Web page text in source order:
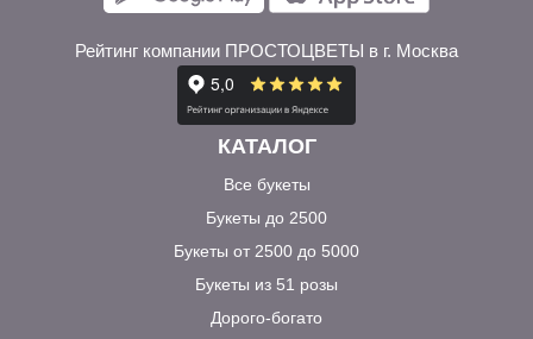
Рейтинг компании ПРОСТОЦВЕТЫ в г. Москва
КАТАЛОГ
Все букеты
Букеты до 2500
Букеты от 2500 до 5000
Букеты из 51 розы
Дорого-богато